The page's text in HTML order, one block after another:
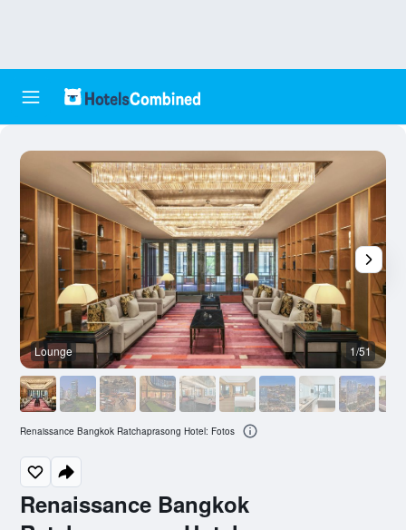
Renaissance Bangkok
Lounge 1/51
Renaissance Bangkok Ratchaprasong Hotel: Fotos